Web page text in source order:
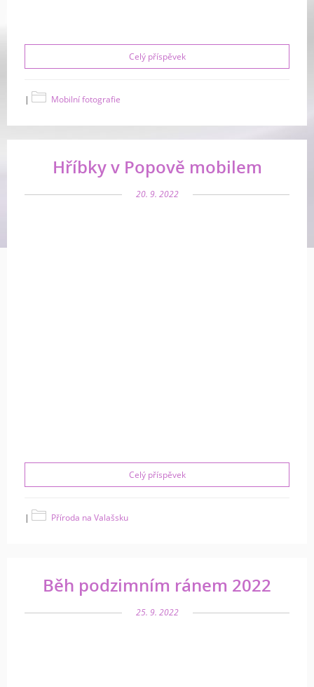
Celý příspěvek
| Mobilní fotografie
Hříbky v Popově mobilem
20. 9. 2022
Celý příspěvek
| Příroda na Valašsku
Běh podzimním ránem 2022
25. 9. 2022